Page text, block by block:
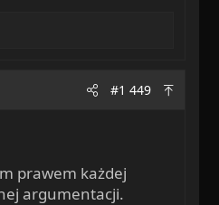
#1 449
prawem każdej
argumentacji.